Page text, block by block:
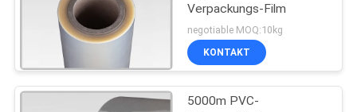
Verpackungs-Film
negotiable MOQ:10kg
KONTAKT
5000m PVC-